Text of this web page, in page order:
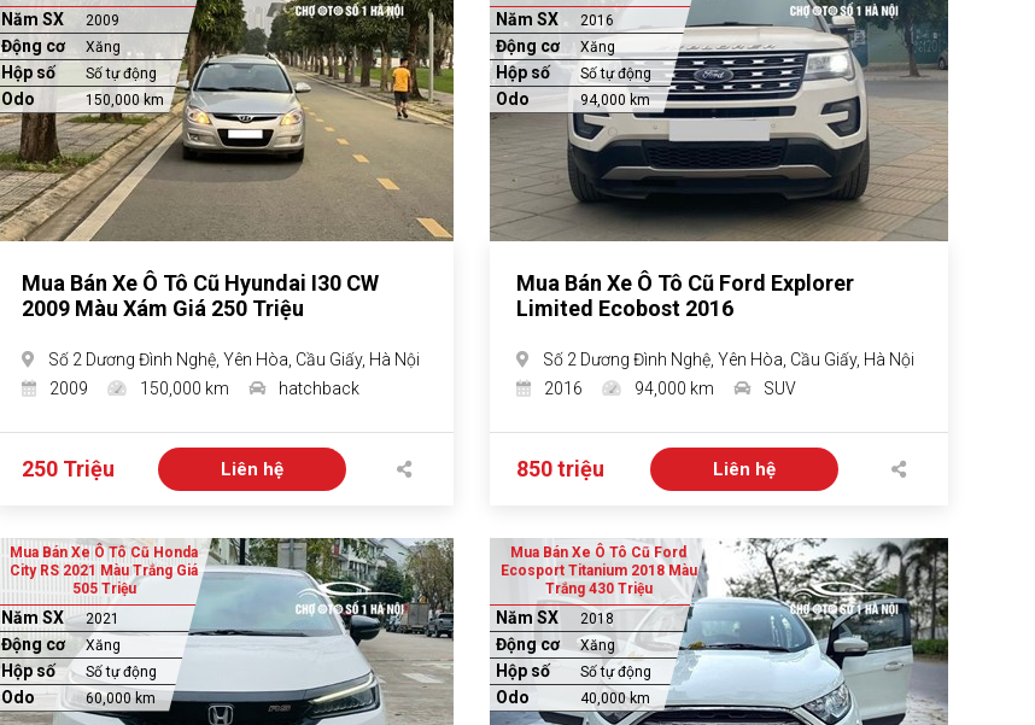
Năm SX 2009
Động cơ Xăng
Hộp số Số tự động
Odo 150,000 km
Mua Bán Xe Ô Tô Cũ Hyundai I30 CW
2009 Màu Xám Giá 250 Triệu
Số 2 Dương Đình Nghệ, Yên Hòa, Cầu Giấy, Hà Nội
2009
150,000 km hatchback
250 Triệu Liên hệ
Năm SX 2016
Động cơ Xăng
Hộp số Số tự động
Odo 94,000 km
Mua Bán Xe Ô Tô Cũ Ford Explorer
Limited Ecobost 2016
Số 2 Dương Đình Nghệ, Yên Hòa, Cầu Giấy, Hà Nội
2016
94,000 km SUV
850 triệu Liên hệ
Mua Bán Xe Ô Tô Cũ Honda
City RS 2021 Màu Trắng Giá
505 Triệu
Năm SX 2021
Động cơ Xăng
Hộp số Số tự động
Odo 60,000 km
Mua Bán Xe Ô Tô Cũ Ford
Ecosport Titanium 2018 Màu
Trắng 430 Triệu
Năm SX 2018
Động cơ Xăng
Hộp số Số tự động
Odo 40,000 km